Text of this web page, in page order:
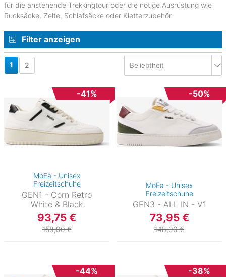
für die anstehende Trekkingtour oder die nötige Ausrüstung wie
Rucksäcke, Zelte, Schlafsäcke oder Kletterzubehör.
Filter anzeigen
1 2
-41%
MoEa - Unisex
Freizeitschuhe
GEN1 - Corn Retro
White & Black
93,75 €
158,90 €
-50%
MoEa - Unisex
Freizeitschuhe
GEN3 - ALL IN - V1
73,95 €
148,90 €
-44% -38%